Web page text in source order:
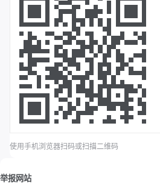
使用手机浏览器扫码或扫描二维码
举报网站